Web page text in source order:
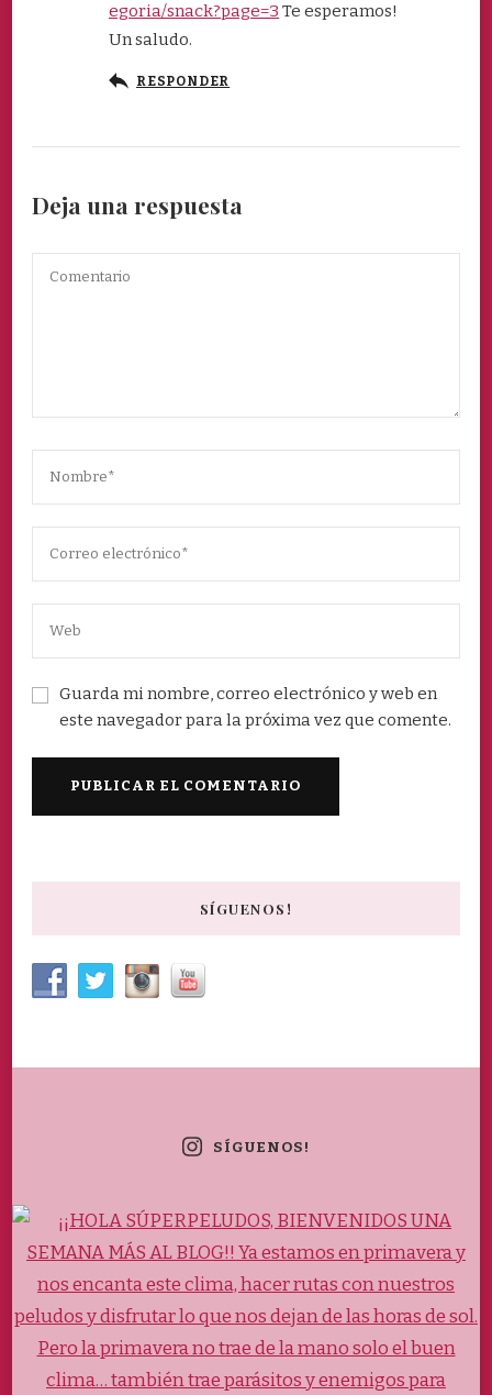
egoria/snack?page=3 Te esperamos!
Un saludo.
RESPONDER
Deja una respuesta
Guarda mi nombre, correo electrónico y web en
este navegador para la próxima vez que comente.
SÍGUENOS!
SÍGUENOS!